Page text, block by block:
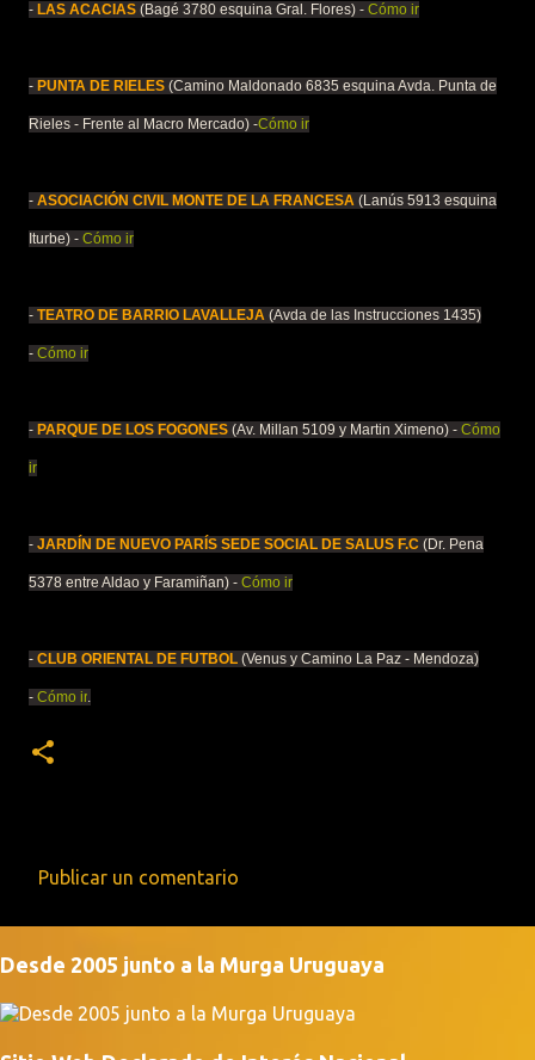
- LAS ACACIAS (Bagé 3780 esquina Gral. Flores) - Cómo ir
- PUNTA DE RIELES (Camino Maldonado 6835 esquina Avda. Punta de
Rieles - Frente al Macro Mercado) -Cómo ir
- ASOCIACIÓN CIVIL MONTE DE LA FRANCESA (Lanús 5913 esquina
Iturbe) - Cómo ir
- TEATRO DE BARRIO LAVALLEJA (Avda de las Instrucciones 1435)
- Cómo ir
- PARQUE DE LOS FOGONES (Av. Millan 5109 y Martin Ximeno) - Cómo
ir
- JARDÍN DE NUEVO PARÍS SEDE SOCIAL DE SALUS F.C (Dr. Pena
5378 entre Aldao y Faramiñan) - Cómo ir
- CLUB ORIENTAL DE FUTBOL (Venus y Camino La Paz - Mendoza)
- Cómo ir.
m
e
Publicar un comentario
Desde 2005 junto a la Murga Uruguaya